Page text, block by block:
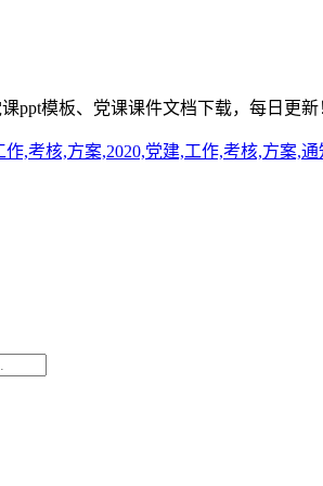
ppt模板、党课课件文档下载，每日更新